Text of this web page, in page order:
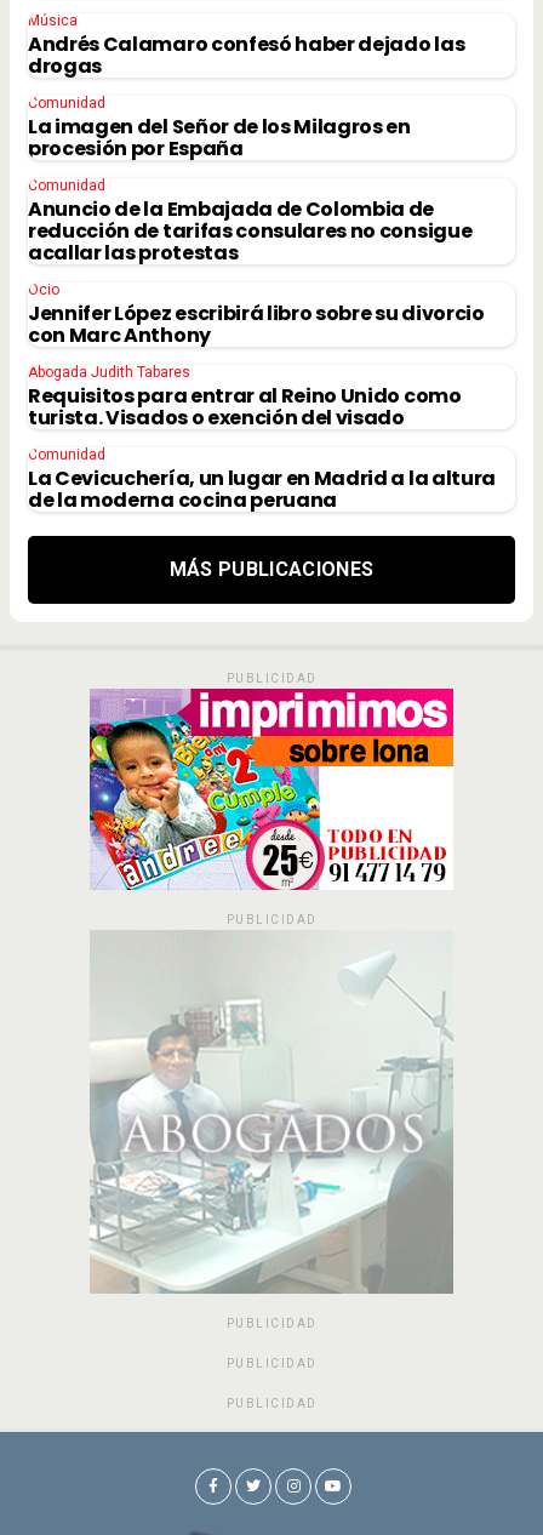
Música
Andrés Calamaro confesó haber dejado las
drogas
Comunidad
La imagen del Señor de los Milagros en
procesión por España
Comunidad
Anuncio de la Embajada de Colombia de
reducción de tarifas consulares no consigue
acallar las protestas
Ocio
Jennifer López escribirá libro sobre su divorcio
con Marc Anthony
Abogada Judith Tabares
Requisitos para entrar al Reino Unido como
turista. Visados o exención del visado
Comunidad
La Cevicuchería, un lugar en Madrid a la altura
de la moderna cocina peruana
MÁS PUBLICACIONES
PUBLICIDAD
PUBLICIDAD
PUBLICIDAD
PUBLICIDAD
PUBLICIDAD